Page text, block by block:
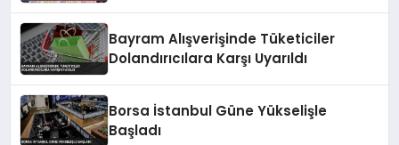
Bayram Alışverişinde Tüketiciler
Dolandırıcılara Karşı Uyarıldı
Borsa İstanbul Güne Yükselişle
Başladı